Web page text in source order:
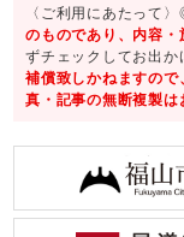
〈ご利用にあたって
のものであり、内容
ずチェックしてお出か
補償致しかねますの
真・記事の無断複製は